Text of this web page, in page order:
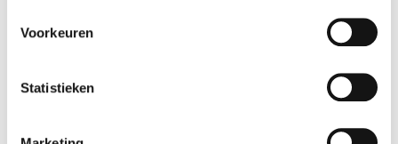
Voorkeuren
Statistieken
lieu pour des réunions et des consultations en toute
combinez ainsi le meilleur des deux mondes, en étant
pouvez garder une vue d’ensemble et mener vos activités